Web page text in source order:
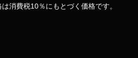
消費税10％にもとづく価格です。